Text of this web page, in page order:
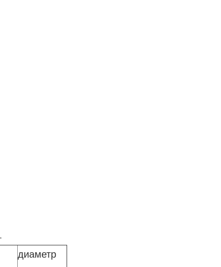
.
диаметр